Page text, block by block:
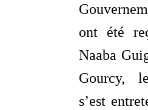
ont été
Naaba
Gourcy,
s’est